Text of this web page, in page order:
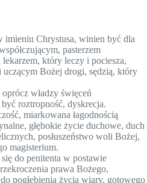
imieniu Chrystusa, winien być dla
pasterzem
który leczy i pociesza,
Bożej drogi, sędzią, który
władzy święceń
roztropność, dyskrecja.
miarkowana łagodnością
głębokie życie duchowe, duch
posłuszeństwo woli Bożej,
magisterium.
do penitenta w postawie
prawa Bożego,
pogłębienia życia wiary, gotowego